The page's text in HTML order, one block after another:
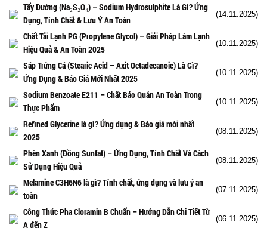
Tẩy Đường (Na₂S₂O₄) – Sodium Hydrosulphite Là Gì? Ứng
Dụng, Tính Chất & Lưu Ý An Toàn
(14.11.2025)
Chất Tải Lạnh PG (Propylene Glycol) – Giải Pháp Làm Lạnh
Hiệu Quả & An Toàn 2025
(10.11.2025)
Sáp Trứng Cá (Stearic Acid – Axit Octadecanoic) Là Gì?
Ứng Dụng & Báo Giá Mới Nhất 2025
(10.11.2025)
Sodium Benzoate E211 – Chất Bảo Quản An Toàn Trong
Thực Phẩm
(10.11.2025)
Refined Glycerine là gì? Ứng dụng & Báo giá mới nhất
2025
(08.11.2025)
Phèn Xanh (Đồng Sunfat) – Ứng Dụng, Tính Chất Và Cách
Sử Dụng Hiệu Quả
(08.11.2025)
Melamine C3H6N6 là gì? Tính chất, ứng dụng và lưu ý an
toàn
(07.11.2025)
Công Thức Pha Cloramin B Chuẩn – Hướng Dẫn Chi Tiết Từ
A đến Z
(06.11.2025)